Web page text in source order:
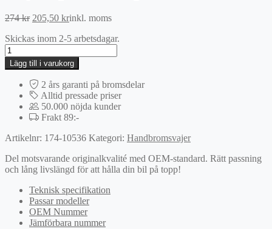
274kr Det
priset
274 kr.
205,50 krDet
priset
205,50 kr.
inkl. moms
Skickas inom 2-5 arbetsdagar.
Vajer,
parkeringsbroms
mängd
Lägg till i varukorg
2 års garanti på bromsdelar
Alltid pressade priser
50.000 nöjda kunder
Frakt 89:-
Artikelnr: 174-10536 Kategori: Handbromsvajer
Del motsvarande originalkvalité med OEM-standard. Rätt passning
och lång livslängd för att hålla din bil på topp!
Teknisk specifikation
Passar modeller
OEM Nummer
Jämförbara nummer